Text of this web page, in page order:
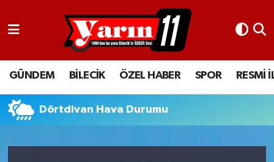
GÜNDEM BİLECİK ÖZEL HABER SPOR RESMİ
Dörtdivan Hava Durumu
GÜNDEM
BİLECİK
ÖZEL HABER
Bilecik Nöbetçi Eczaneler
Bilecik Hava Durumu
Bilecik Namaz Vakitleri